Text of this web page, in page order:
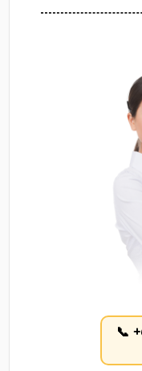
📞